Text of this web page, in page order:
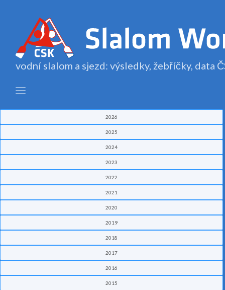
vodní slalom a sjezd: výsledky, žebříčky, data
2026
2025
2024
2023
2022
2021
2020
2019
2018
2017
2016
2015